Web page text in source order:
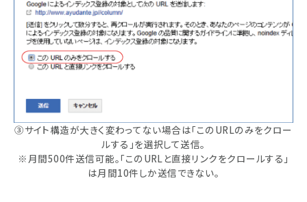
③サイト構造が大きく変わってない場合は「このURLのみをクロー
ルする」を選択して送信。
※月間500件送信可能。「このURLと直接リンクをクロールする」
は月間10件しか送信できない。